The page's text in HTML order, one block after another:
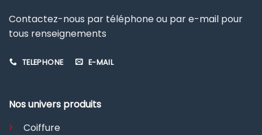
Contactez-nous par téléphone ou par e-mail pour
tous renseignements
TELEPHONE E-MAIL
Nos univers produits
Coiffure